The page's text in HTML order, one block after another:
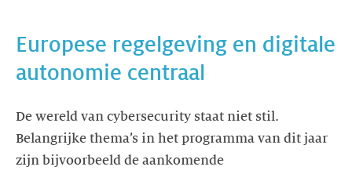
Europese regelgeving en digitale
autonomie centraal
De wereld van cybersecurity staat niet stil.
Belangrijke thema’s in het programma van dit jaar
zijn bijvoorbeeld de aankomende